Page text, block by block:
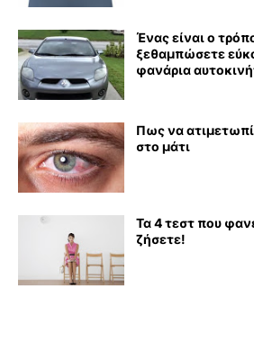
Ένας είναι ο
ξεθαμπώσετε
φανάρια
Πως να
στο μάτι
Τα 4 τεστ που
ζήσετε!